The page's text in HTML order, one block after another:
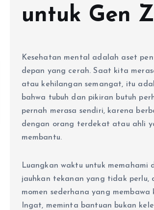
untuk Gen Z
Kesehatan mental adalah aset
depan yang cerah. Saat kita
atau kehilangan semangat, itu
bahwa tubuh dan pikiran butuh
pernah merasa sendiri, karena
dengan orang terdekat atau ahli
membantu.
Luangkan waktu untuk memahami
jauhkan tekanan yang tidak perlu,
momen sederhana yang membawa
Ingat, meminta bantuan bukan